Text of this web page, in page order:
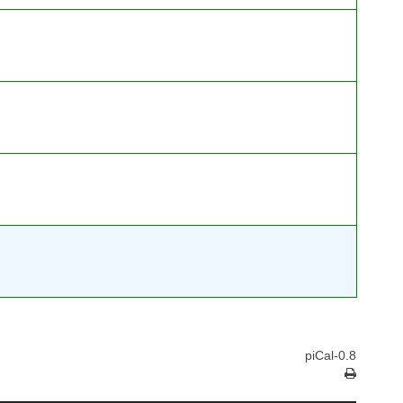
piCal-0.8